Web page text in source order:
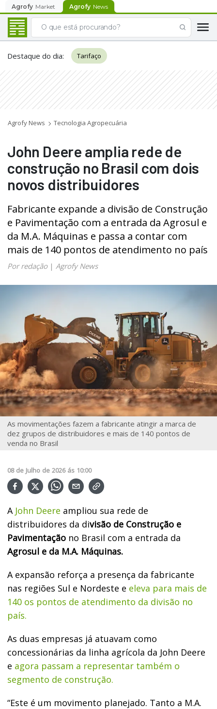
Agrofy Market Agrofy News
Destaque do dia: Tarifaço
Agrofy News Tecnologia Agropecuária
John Deere amplia rede de
construção no Brasil com dois
novos distribuidores
Fabricante expande a divisão de Construção
e Pavimentação com a entrada da Agrosul e
da M.A. Máquinas e passa a contar com
mais de 140 pontos de atendimento no país
Por redação| Agrofy News
As movimentações fazem a fabricante atingir a marca de
dez grupos de distribuidores e mais de 140 pontos de
venda no Brasil
08 de Julho de 2026 ás 10:00
A John Deere ampliou sua rede de
distribuidores da divisão de Construção e
Pavimentação no Brasil com a entrada da
Agrosul e da M.A. Máquinas.
A expansão reforça a presença da fabricante
nas regiões Sul e Nordeste e eleva para mais de
140 os pontos de atendimento da divisão no
país.
As duas empresas já atuavam como
concessionárias da linha agrícola da John Deere
e agora passam a representar também o
segmento de construção.
“Este é um movimento planejado. Tanto a M.A.